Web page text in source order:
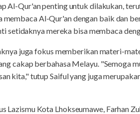
Al-Qur'an penting untuk dilakukan,
Al-Qur'an dengan baik dan
setidaknya mereka bisa membaca
juga fokus memberikan materi-
cakap berbahasa Melayu. "Semoga
kita," tutup Saiful yang juga
Lazismu Kota Lhokseumawe, Farhan